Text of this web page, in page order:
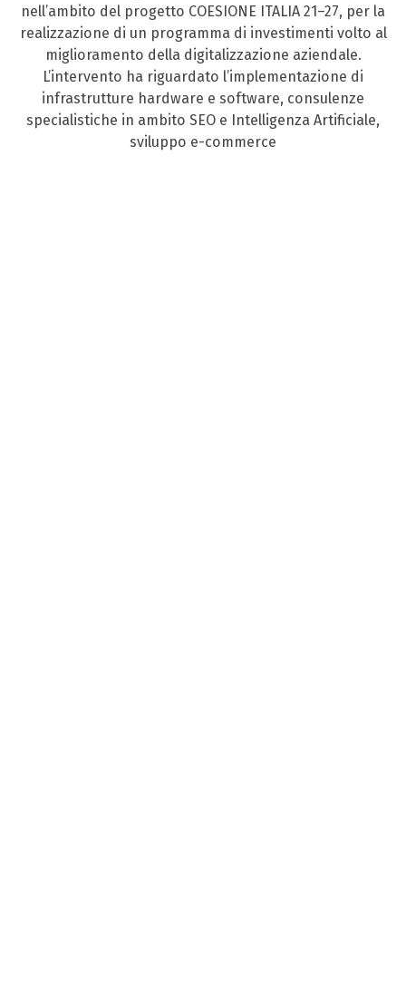
nell’ambito del progetto COESIONE ITALIA 21–27, per la
realizzazione di un programma di investimenti volto al
miglioramento della digitalizzazione aziendale.
L’intervento ha riguardato l’implementazione di
infrastrutture hardware e software, consulenze
specialistiche in ambito SEO e Intelligenza Artificiale,
sviluppo e-commerce